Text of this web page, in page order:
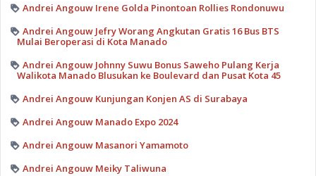
Andrei Angouw Irene Golda Pinontoan Rollies Rondonuwu
Andrei Angouw Jefry Worang Angkutan Gratis 16 Bus BTS
Mulai Beroperasi di Kota Manado
Andrei Angouw Johnny Suwu Bonus Saweho Pulang Kerja
Walikota Manado Blusukan ke Boulevard dan Pusat Kota 45
Andrei Angouw Kunjungan Konjen AS di Surabaya
Andrei Angouw Manado Expo 2024
Andrei Angouw Masanori Yamamoto
Andrei Angouw Meiky Taliwuna